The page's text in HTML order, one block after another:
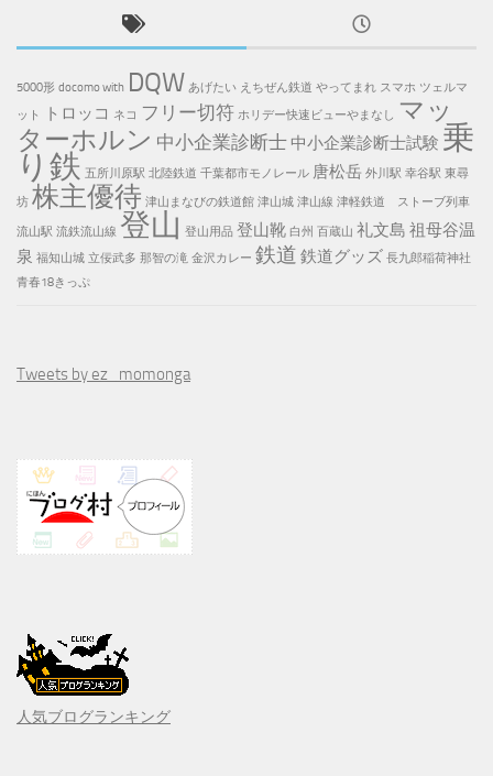
5000形 docomo with DQW あげたい えちぜん鉄道 やってまれ スマホ ツェルマ
ット
トロッコ ネコ フリー切符 ホリデー快速ビューやまなし マッ
ターホルン 中小企業診断士 中小企業診断士試験 乗
り鉄 五所川原駅 北陸鉄道 千葉都市モノレール 唐松岳 外川駅 幸谷駅 東尋
坊 株主優待 津山まなびの鉄道館 津山城 津山線 津軽鉄道 ストーブ列車
流山駅 流鉄流山線 登山 登山用品 登山靴 白州 百蔵山 礼文島 祖母谷温
泉 福知山城 立佞武多 那智の滝 金沢カレー 鉄道 鉄道グッズ 長九郎稲荷神社
青春18きっぷ
Tweets by ez_momonga
人気ブログランキング